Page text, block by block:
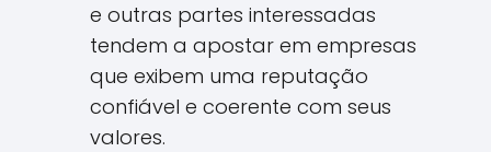
e outras partes interessadas
tendem a apostar em empresas
que exibem uma reputação
confiável e coerente com seus
valores.